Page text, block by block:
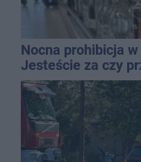
Nocna prohibicja
Jesteście za czy